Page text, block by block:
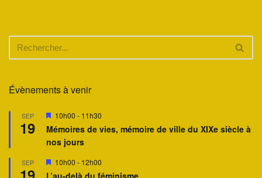
Évènements à venir
SEP
19
M
i
s
e
a
10h00 - 11h30
Mémoires de vies, mémoire de ville du XIXe siècle à
nos jours
SEP
M
10h00 - 12h00
L’au-delà du féminisme